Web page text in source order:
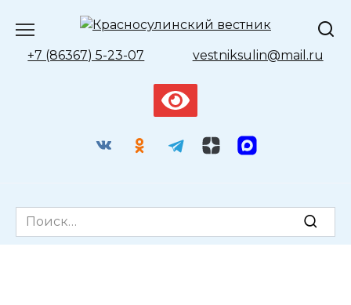
содержанию
+7 (86367) 5-23-07 vestniksulin@mail.ru
Search
for: